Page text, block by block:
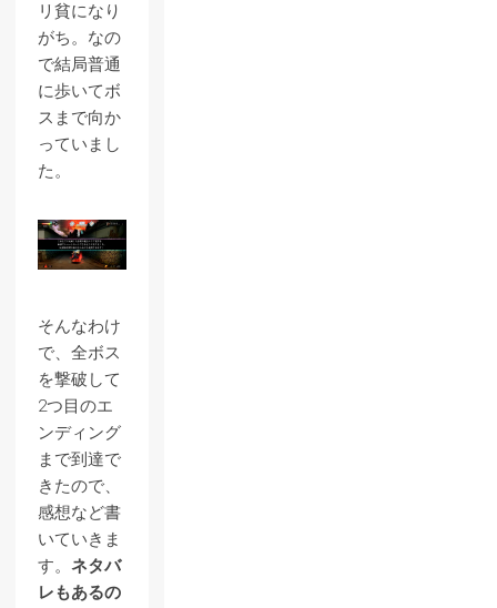
リ貧になり
がち。なの
で結局普通
に歩いてボ
スまで向か
っていまし
た。
そんなわけ
で、全ボス
を撃破して
2つ目のエ
ンディング
まで到達で
きたので、
感想など書
いていきま
す。 ネタバ
レもあるの